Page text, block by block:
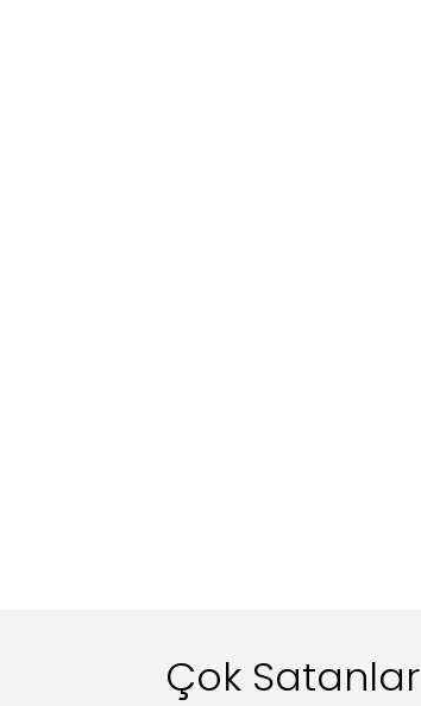
Çok Satanlar